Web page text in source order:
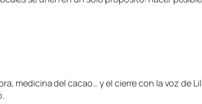
medicina del cacao… y el cierre con la voz de